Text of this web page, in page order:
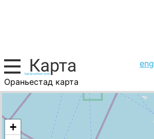
eng
Ораньестад карта
Антильские о-ва, список городов
+